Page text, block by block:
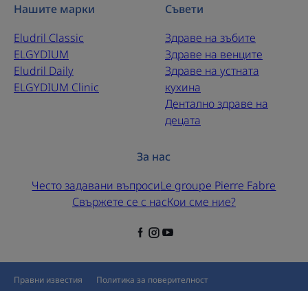
Нашите марки
Eludril Classic
ELGYDIUM
Eludril Daily
ELGYDIUM Clinic
Съвети
Здраве на зъбите
Здраве на венците
Здраве на устната
кухина
Дентално здраве на
децата
За нас
Често задавани въпросиLe groupe Pierre Fabre
Свържете се с насКои сме ние?
Правни известия
Политика за поверителност